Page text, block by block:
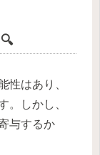
性はあり、
。しかし、
与するか